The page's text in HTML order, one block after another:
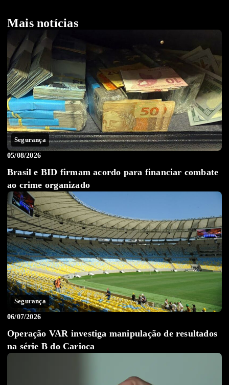
Mais notícias
Segurança
05/08/2026
Brasil e BID firmam acordo para financiar combate
ao crime organizado
Segurança
06/07/2026
Operação VAR investiga manipulação de resultados
na série B do Carioca